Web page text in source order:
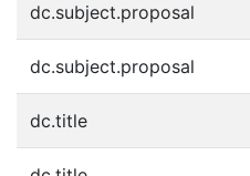
dc.subject.proposal
dc.subject.proposal
dc.title